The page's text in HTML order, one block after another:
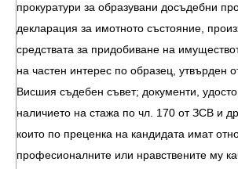
прокуратури за образувани досъдебни
декларация за имотното състояние,
средствата за придобиване на
на частен интерес по образец, утвърден
Висшия съдебен съвет; документи,
наличието на стажа по чл. 170 от ЗСВ и
които по преценка на кандидата имат
професионалните или нравствените му